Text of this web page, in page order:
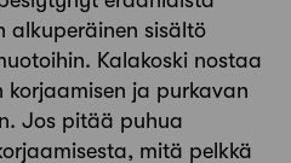
alkuperäinen sisältö
Kalakoski nostaa
korjaamisen ja purkavan
Jos pitää puhua
mitä pelkkä